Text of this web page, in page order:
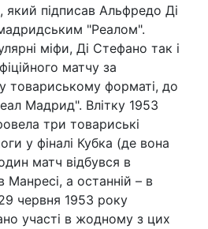
підписав Альфредо Ді
"Реалом".
міфи, Ді Стефано так і
матчу за
товариському форматі, до
Мадрид". Влітку 1953
три товариські
у фіналі Кубка (де вона
матч відбувся в
Манресі, а останній – в
червня 1953 року
участі в жодному з цих